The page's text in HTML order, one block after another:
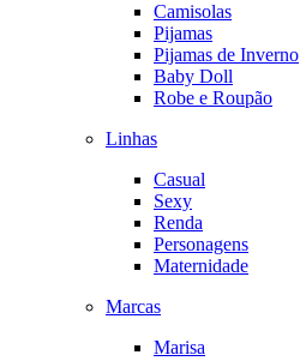
Camisolas
Pijamas
Pijamas de Inverno
Baby Doll
Robe e Roupão
Linhas
Casual
Sexy
Renda
Personagens
Maternidade
Marcas
Marisa